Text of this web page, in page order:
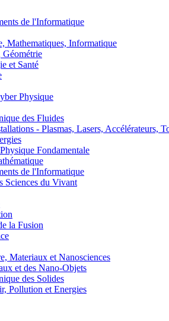
de l'Informatique
Informatique
et Santé
Physique
des Fluides
- Plasmas, Lasers, Accélérateurs,
Fondamentale
de l'Informatique
du Vivant
la Fusion
Materiaux et Nanosciences
et des Nano-Objets
des Solides
Pollution et Energies